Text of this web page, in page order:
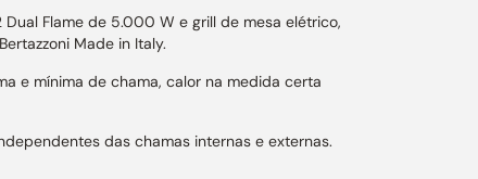
Flame de 5.000 W e grill de mesa elétrico,
Made in Italy.
e mínima de chama, calor na medida certa
das chamas internas e externas.